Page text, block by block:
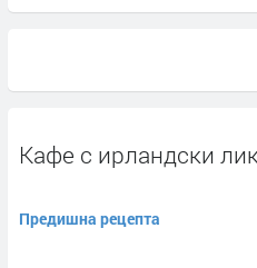
Кафе с ирландски
Предишна рецепта